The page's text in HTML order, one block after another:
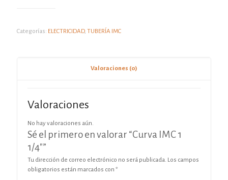
Categorías: ELECTRICIDAD, TUBERÍA IMC
Valoraciones (0)
Valoraciones
No hay valoraciones aún.
Sé el primero en valorar “Curva IMC 1
1/4″”
Tu dirección de correo electrónico no será publicada. Los campos
obligatorios están marcados con *